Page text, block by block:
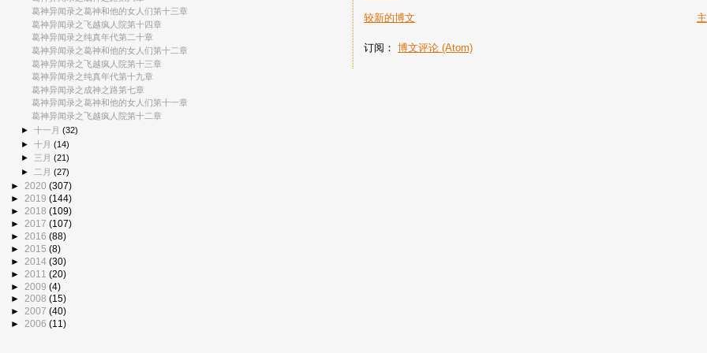
较新的博文
订阅：博文评论 (Atom)
葛神异闻录之葛神和他的女人们第十三章
葛神异闻录之飞越疯人院第十四章
葛神异闻录之纯真年代第二十章
葛神异闻录之葛神和他的女人们第十二章
葛神异闻录之飞越疯人院第十三章
葛神异闻录之纯真年代第十九章
葛神异闻录之成神之路第七章
葛神异闻录之葛神和他的女人们第十一章
葛神异闻录之飞越疯人院第十二章
►十一月(32)
►十月(14)
► 三月(21)
►
二月(27)
► 2020 (307)
► 2019 (144)
► 2018 (109)
► 2017 (107)
► 2016 (88)
► 2015 (8)
► 2014 (30)
► 2011 (20)
► 2009 (4)
► 2008 (15)
► 2007 (40)
► 2006 (11)